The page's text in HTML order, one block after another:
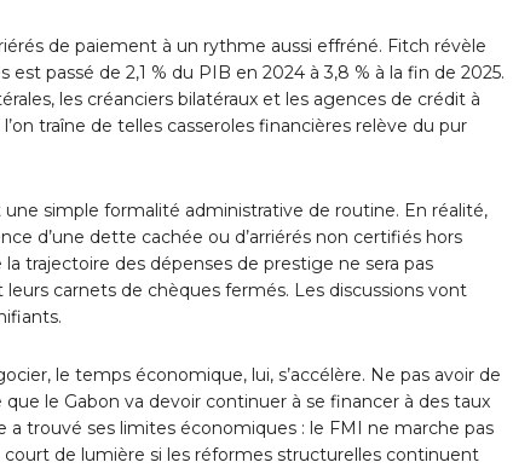
de paiement à un rythme aussi effréné. Fitch révèle
passé de 2,1 % du PIB en 2024 à 3,8 % à la fin de 2025.
les créanciers bilatéraux et les agences de crédit à
traîne de telles casseroles financières relève du pur
simple formalité administrative de routine. En réalité,
d’une dette cachée ou d’arriérés non certifiés hors
trajectoire des dépenses de prestige ne sera pas
carnets de chèques fermés. Les discussions vont
le temps économique, lui, s’accélère. Ne pas avoir de
le Gabon va devoir continuer à se financer à des taux
a trouvé ses limites économiques : le FMI ne marche pas
de lumière si les réformes structurelles continuent